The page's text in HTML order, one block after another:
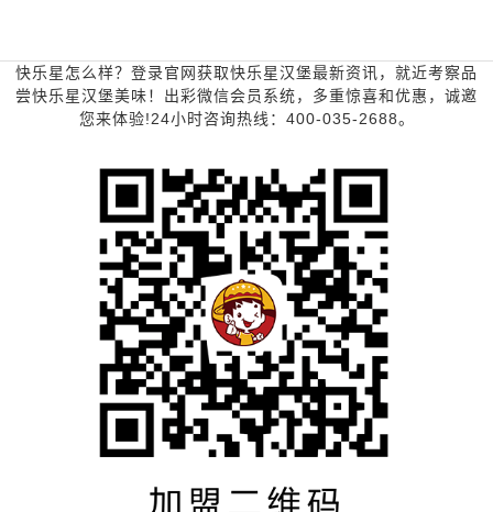
快乐星怎么样？登录官网获取快乐星汉堡最新资讯，就近考察品
尝快乐星汉堡美味！出彩微信会员系统，多重惊喜和优惠，诚邀
您来体验!24小时咨询热线：400-035-2688。